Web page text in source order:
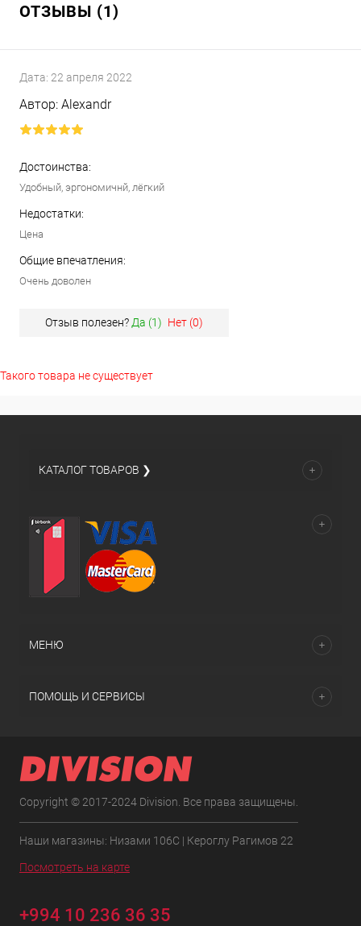
ОТЗЫВЫ (1)
Дата: 22 апреля 2022
Автор: Alexandr
Достоинства:
Удобный, эргономичнй, лёгкий
Недостатки:
Цена
Общие впечатления:
Очень доволен
Отзыв полезен? Да (1) Нет (0)
Такого товара не существует
КАТАЛОГ ТОВАРОВ ❯
МЕНЮ
ПОМОЩЬ И СЕРВИСЫ
Copyright © 2017-2024 Division. Все права защищены.
Наши магазины: Низами 106C | Кероглу Рагимов 22
Посмотреть на карте
+994 10 236 36 35